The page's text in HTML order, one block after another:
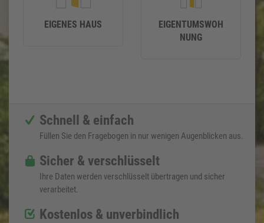
EIGENES HAUS
EIGENTUMSWOH
NUNG
Schnell & einfach
Füllen Sie den Fragebogen in nur wenigen Augenblicken aus.
Sicher & verschlüsselt
Ihre Daten werden verschlüsselt übertragen und sicher
verarbeitet.
Kostenlos & unverbindlich